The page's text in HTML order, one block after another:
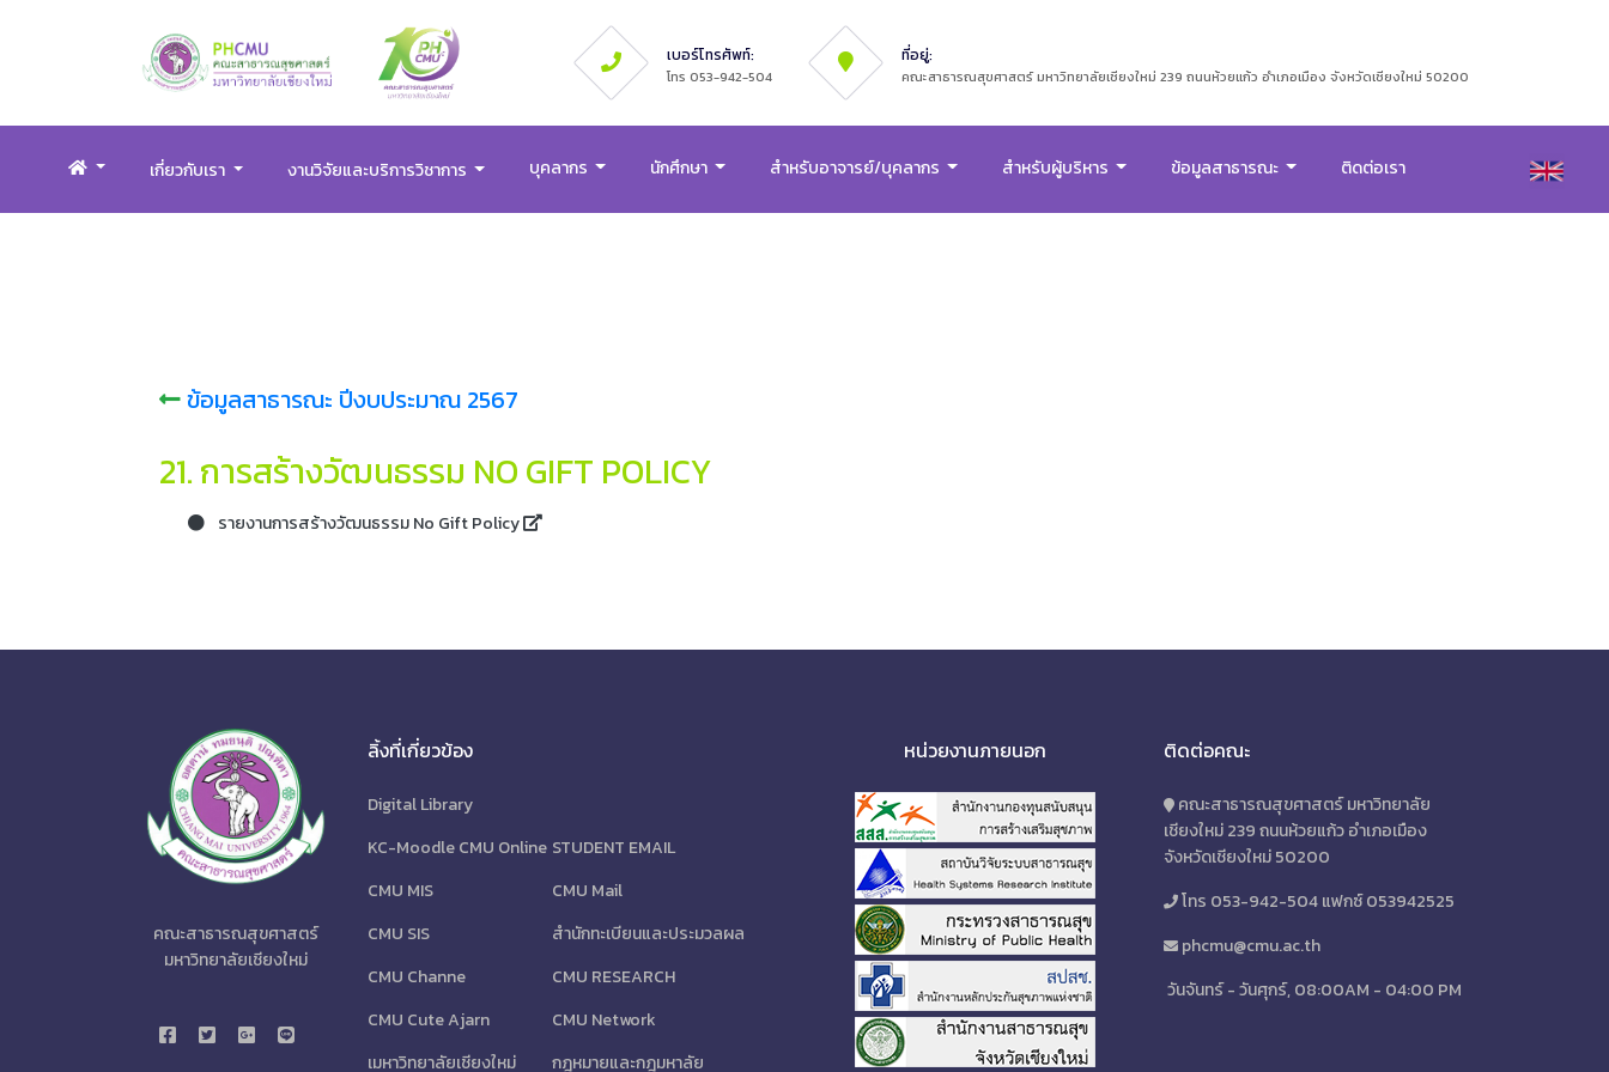
เบอร์โทรศัพท์:
โทร 053-942-504
ที่อยู่:
คณะสาธารณสุขศาสตร์ มหาวิทยาลัยเชียงใหม่ 239 ถนนห้วยแก้ว อำเภอเมือง จังหวัดเชียงใหม่ 50200
เกี่ยวกับเรา งานวิจัยและบริการวิชาการ บุคลากร นักศึกษา สำหรับอาจารย์/บุคลากร สำหรับผู้บริหาร ข้อมูลสาธารณะ ติดต่อเรา
ข้อมูลสาธารณะ ปีงบประมาณ 2567
21. การสร้างวัฒนธรรม NO GIFT POLICY
รายงานการสร้างวัฒนธรรม No Gift Policy
คณะสาธารณสุขศาสตร์
มหาวิทยาลัยเชียงใหม่
ลิ้งที่เกี่ยวข้อง
Digital Library
KC-Moodle CMU Online
CMU MIS
CMU SIS
CMU Channe
CMU Cute Ajarn
เมหาวิทยาลัยเชียงใหม่
STUDENT EMAIL
CMU Mail
สำนักทะเบียนและประมวลผล
CMU RESEARCH
CMU Network
กฎหมายและกฎมหาลัย
หน่วยงานภายนอก ติดต่อคณะ
คณะสาธารณสุขศาสตร์ มหาวิทยาลัย
เชียงใหม่ 239 ถนนห้วยแก้ว อำเภอเมือง
จังหวัดเชียงใหม่ 50200
โทร 053-942-504 แฟกซ์ 053942525
phcmu@cmu.ac.th
วันจันทร์ - วันศุกร์, 08:00AM - 04:00 PM